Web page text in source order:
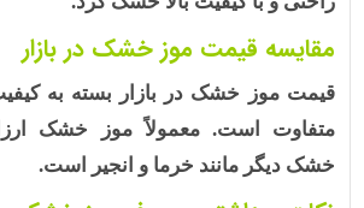
مقایسه قیمت موز خشک در بازار
قیمت موز خشک در بازار بسته به
متفاوت است. معمولاً موز خشک
خشک دیگر مانند خرما و انجیر است.